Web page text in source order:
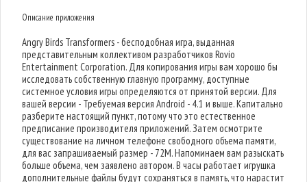
Описание приложения
Angry Birds Transformers - бесподобная игра, выданная
представительным коллективом разработчиков Rovio
Entertainment Corporation. Для копирования игры вам хорошо бы
исследовать собственную главную программу, доступные
системное условия игры определяются от принятой версии. Для
вашей версии - Требуемая версия Android - 4.1 и выше. Капитально
разберите настоящий пункт, потому что это естественное
предписание производителя приложений. Затем осмотрите
существование на личном телефоне свободного объема памяти,
для вас запрашиваемый размер - 72M. Напоминаем вам разыскать
больше объема, чем заявлено автором. В часы работает игрушка
дополнительные файлы будут сохраняться в память, что нарастит